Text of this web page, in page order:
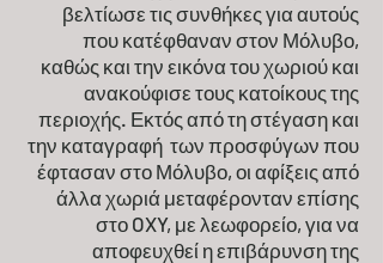
βελτίωσε τις συνθήκες για αυτούς
που κατέφθαναν στον Μόλυβο,
καθώς και την εικόνα του χωριού και
ανακούφισε τους κατοίκους της
περιοχής. Εκτός από τη στέγαση και
την καταγραφή των προσφύγων που
έφτασαν στο Μόλυβο, οι αφίξεις από
άλλα χωριά μεταφέρονταν επίσης
στο OXY, με λεωφορείο, για να
αποφευχθεί η επιβάρυνση της